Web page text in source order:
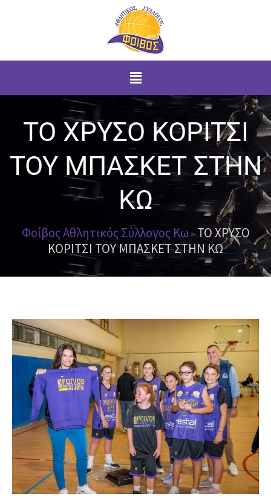
Menu
ΤΟ ΧΡΥΣΟ ΚΟΡΙΤΣΙ
ΤΟΥ ΜΠΑΣΚΕΤ ΣΤΗΝ
ΚΩ
Φοίβος Αθλητικός Σύλλογος Κω> ΤΟ ΧΡΥΣΟ
ΚΟΡΙΤΣΙ ΤΟΥ ΜΠΑΣΚΕΤ ΣΤΗΝ ΚΩ